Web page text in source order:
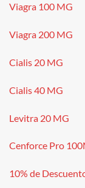
Viagra 100 MG
Viagra 200 MG
Cialis 20 MG
Cialis 40 MG
Levitra 20 MG
Cenforce Pro
10% de